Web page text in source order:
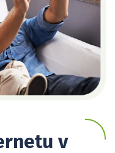
v